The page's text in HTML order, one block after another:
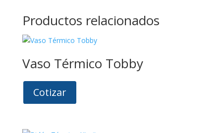
Productos relacionados
Vaso Térmico Tobby
Cotizar